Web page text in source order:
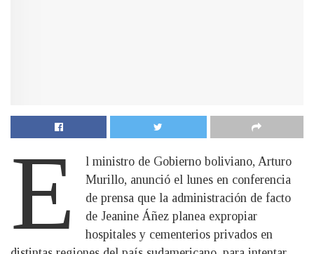
E
l ministro de Gobierno boliviano, Arturo
Murillo, anunció el lunes en conferencia
de prensa que la administración de facto
de Jeanine Áñez planea expropiar
hospitales y cementerios privados en